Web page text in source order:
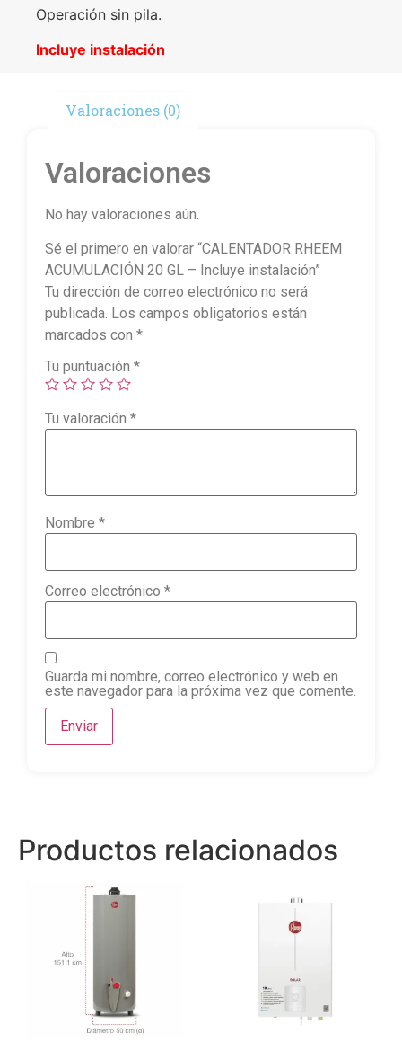
Operación sin pila.
Incluye instalación
Valoraciones (0)
Valoraciones
No hay valoraciones aún.
Sé el primero en valorar “CALENTADOR RHEEM
ACUMULACIÓN 20 GL – Incluye instalación”
Tu dirección de correo electrónico no será
publicada. Los campos obligatorios están
marcados con *
Tu puntuación *
Tu valoración *
Nombre *
Correo electrónico *
Guarda mi nombre, correo electrónico y web en
este navegador para la próxima vez que comente.
Productos relacionados